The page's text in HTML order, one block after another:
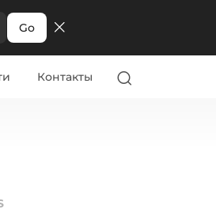
Go
Контакты